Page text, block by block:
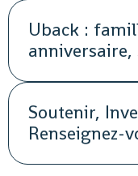
Uback :
Soutenir,
Renseignez-